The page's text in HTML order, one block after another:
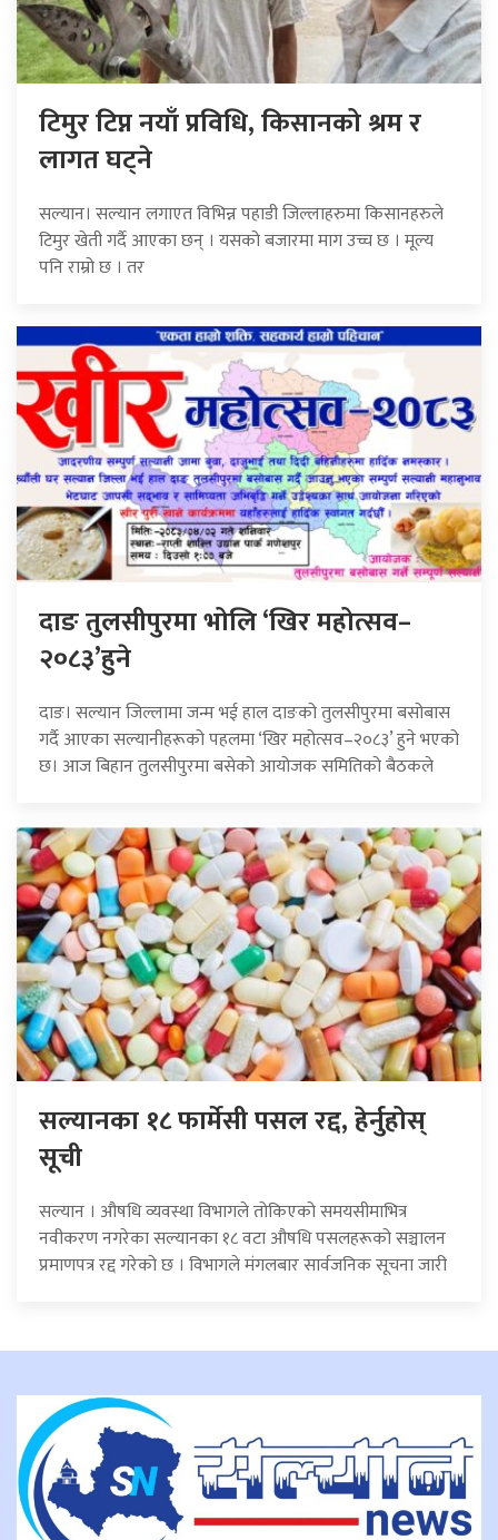
टिमुर टिप्न नयाँ प्रविधि, किसानको श्रम र
लागत घट्ने
सल्यान। सल्यान लगाएत विभिन्न पहाडी जिल्लाहरुमा किसानहरुले
टिमुर खेती गर्दै आएका छन् । यसको बजारमा माग उच्च छ । मूल्य
पनि राम्रो छ । तर
दाङ तुलसीपुरमा भोलि ‘खिर महोत्सव–
२०८३’हुने
दाङ। सल्यान जिल्लामा जन्म भई हाल दाङको तुलसीपुरमा बसोबास
गर्दै आएका सल्यानीहरूको पहलमा ‘खिर महोत्सव–२०८३’ हुने भएको
छ। आज बिहान तुलसीपुरमा बसेको आयोजक समितिको बैठकले
सल्यानका १८ फार्मेसी पसल रद्द, हेर्नुहोस्
सूची
सल्यान । औषधि व्यवस्था विभागले तोकिएको समयसीमाभित्र
नवीकरण नगरेका सल्यानका १८ वटा औषधि पसलहरूको सञ्चालन
प्रमाणपत्र रद्द गरेको छ । विभागले मंगलबार सार्वजनिक सूचना जारी